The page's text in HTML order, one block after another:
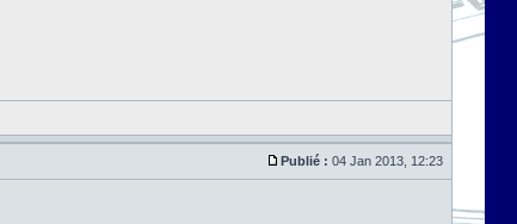
Publié : 04 Jan 2013, 12:23